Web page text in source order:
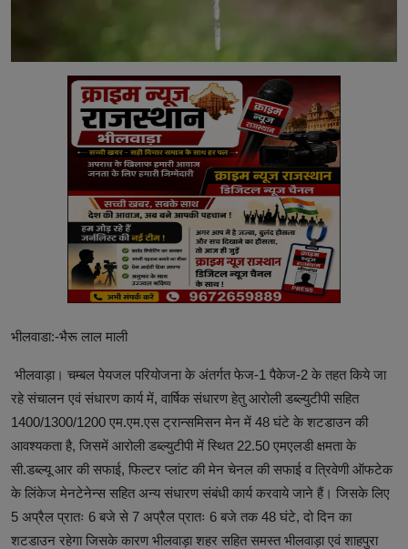
भीलवाडा:-भैरू लाल माली
भीलवाड़ा। चम्बल पेयजल परियोजना के अंतर्गत फेज-1 पैकेज-2 के तहत किये जा
रहे संचालन एवं संधारण कार्य में, वार्षिक संधारण हेतु आरोली डब्ल्युटीपी सहित
1400/1300/1200 एम.एम.एस ट्रान्समिसन मेन में 48 घंटे के शटडाउन की
आवश्यकता है, जिसमें आरोली डब्ल्युटीपी में स्थित 22.50 एमएलडी क्षमता के
सी.डब्ल्यू आर की सफाई, फिल्टर प्लांट की मेन चेनल की सफाई व त्रिवेणी ऑफटेक
के लिंकेज मेनटेनेन्स सहित अन्य संधारण संबंधी कार्य करवाये जाने हैं। जिसके लिए
5 अप्रैल प्रातः 6 बजे से 7 अप्रैल प्रातः 6 बजे तक 48 घंटे, दो दिन का
शटडाउन रहेगा जिसके कारण भीलवाड़ा शहर सहित समस्त भीलवाड़ा एवं शाहपुरा